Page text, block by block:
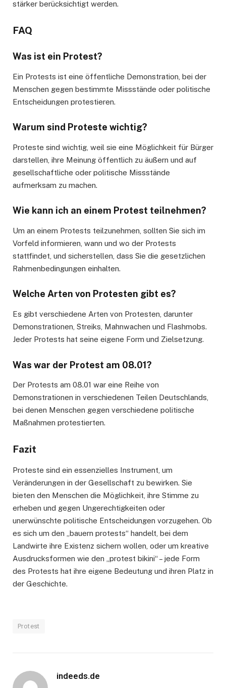
stärker berücksichtigt werden.
FAQ
Was ist ein Protest?
Ein Protests ist eine öffentliche Demonstration, bei der
Menschen gegen bestimmte Missstände oder politische
Entscheidungen protestieren.
Warum sind Proteste wichtig?
Proteste sind wichtig, weil sie eine Möglichkeit für Bürger
darstellen, ihre Meinung öffentlich zu äußern und auf
gesellschaftliche oder politische Missstände
aufmerksam zu machen.
Wie kann ich an einem Protest teilnehmen?
Um an einem Protests teilzunehmen, sollten Sie sich im
Vorfeld informieren, wann und wo der Protests
stattfindet, und sicherstellen, dass Sie die gesetzlichen
Rahmenbedingungen einhalten.
Welche Arten von Protesten gibt es?
Es gibt verschiedene Arten von Protesten, darunter
Demonstrationen, Streiks, Mahnwachen und Flashmobs.
Jeder Protests hat seine eigene Form und Zielsetzung.
Was war der Protest am 08.01?
Der Protests am 08.01 war eine Reihe von
Demonstrationen in verschiedenen Teilen Deutschlands,
bei denen Menschen gegen verschiedene politische
Maßnahmen protestierten.
Fazit
Proteste sind ein essenzielles Instrument, um
Veränderungen in der Gesellschaft zu bewirken. Sie
bieten den Menschen die Möglichkeit, ihre Stimme zu
erheben und gegen Ungerechtigkeiten oder
unerwünschte politische Entscheidungen vorzugehen. Ob
es sich um den „bauern protests“ handelt, bei dem
Landwirte ihre Existenz sichern wollen, oder um kreative
Ausdrucksformen wie den „protest bikini“ – jede Form
des Protests hat ihre eigene Bedeutung und ihren Platz in
der Geschichte.
Protest
indeeds.de